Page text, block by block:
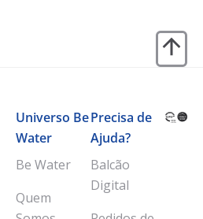
Universo Be
Water
Be Water
Quem
Precisa de
Ajuda?
Balcão
Digital